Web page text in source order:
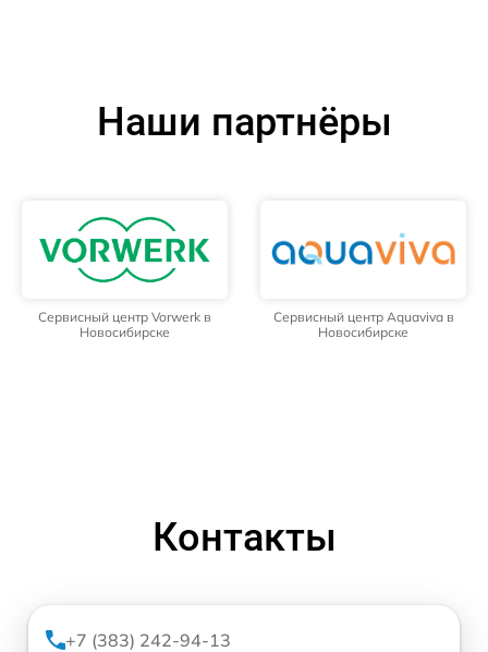
Наши партнёры
Сервисный центр Vorwerk в
Новосибирске
Сервисный центр Aquaviva в
Новосибирске
Контакты
+7 (383) 242-94-13